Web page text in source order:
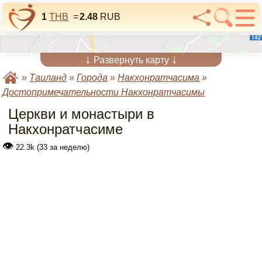
1 THB =2.48 RUB
↓ Развернуть карту ↓
» Таиланд »Города »Накхонратчасима »
Достопримечательности Накхонратчасимы
Церкви и монастыри в
Накхонратчасиме
👁 22.3k (33 за неделю)